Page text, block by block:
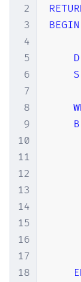
2
3
4
5
6
7
8
9
10
11
12
13
14
15
16
17
18
BEGIN